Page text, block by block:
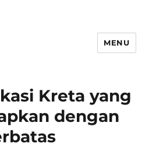
MENU
Kreta yang
dengan